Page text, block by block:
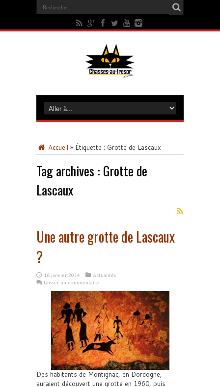
Accueil » Étiquette : Grotte de Lascaux
Tag archives : Grotte de
Lascaux
Une autre grotte de Lascaux
?
16 janvier 2014
Actualités
Laisser un commentaire
Des habitants de Montignac, en Dordogne,
auraient découvert une grotte en 1960, puis